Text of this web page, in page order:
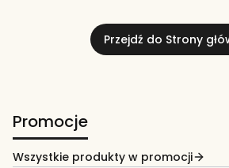
Przejdź do Strony
Promocje
Wszystkie produkty w promocji